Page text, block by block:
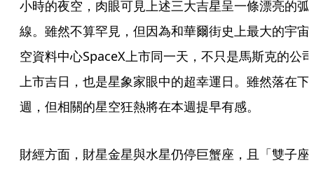
小時的夜空，肉眼可見上述三大吉星呈一條漂亮的弧
線。雖然不算罕見，但因為和華爾街史上最大的宇宙
空資料中心SpaceX上市同一天，不只是馬斯克的公司
上市吉日，也是星象家眼中的超幸運日。雖然落在下
週，但相關的星空狂熱將在本週提早有感。
財經方面，財星金星與水星仍停巨蟹座，且「雙子座